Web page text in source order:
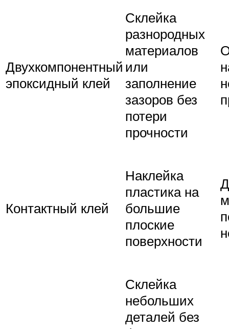
Двухкомпонентный
эпоксидный клей
Склейка
разнородных
материалов
или
заполнение
зазоров без
потери
прочности
Контактный клей
Наклейка
пластика на
большие
плоские
поверхности
Склейка
небольших
деталей без